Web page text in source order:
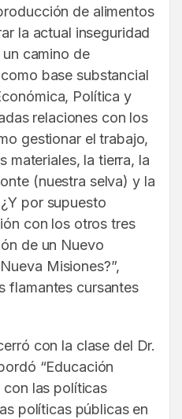
de alimentos
la actual inseguridad
camino de
base substancial
Política y
relaciones con los
gestionar el trabajo,
materiales, la tierra, la
(nuestra selva) y la
por supuesto
con los otros tres
de un Nuevo
Misiones?”,
flamantes cursantes
con la clase del Dr.
“Educación
con las políticas
políticas públicas en